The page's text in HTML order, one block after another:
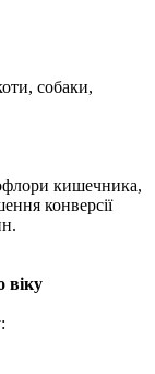
собаки,
кишечника,
конверсії
віку